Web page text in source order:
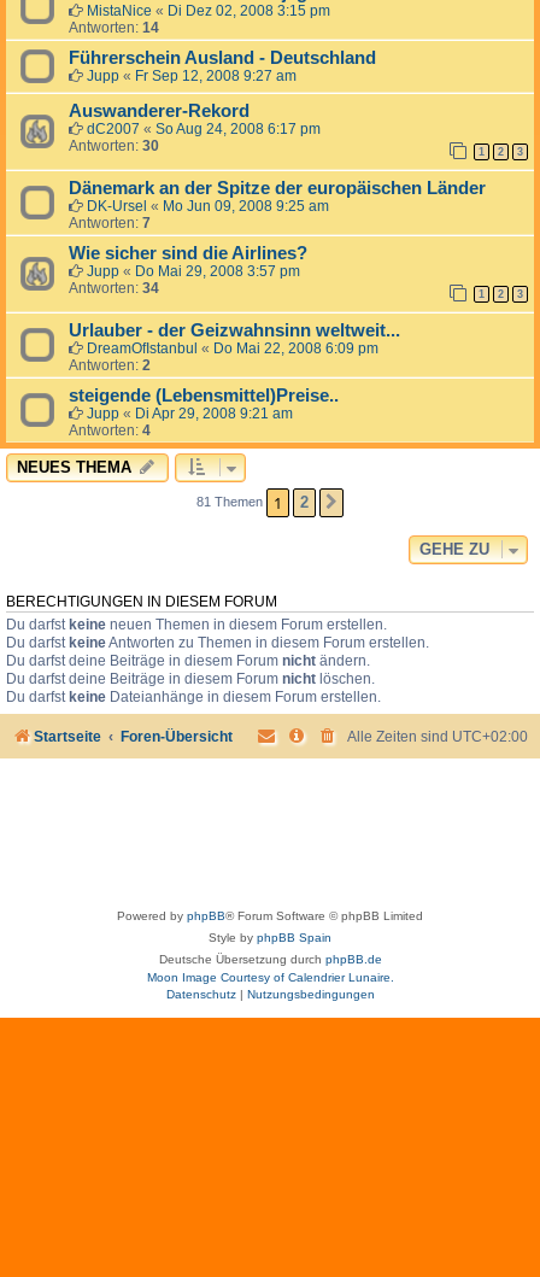
MistaNice « Di Dez 02, 2008 3:15 pm
Antworten: 14
Führerschein Ausland - Deutschland
Jupp « Fr Sep 12, 2008 9:27 am
Auswanderer-Rekord
dC2007 « So Aug 24, 2008 6:17 pm
Antworten: 30 1 2 3
Dänemark an der Spitze der europäischen Länder
DK-Ursel « Mo Jun 09, 2008 9:25 am
Antworten: 7
Wie sicher sind die Airlines?
Jupp « Do Mai 29, 2008 3:57 pm
Antworten: 34 1 2 3
Urlauber - der Geizwahnsinn weltweit...
DreamOfIstanbul « Do Mai 22, 2008 6:09 pm
Antworten: 2
steigende (Lebensmittel)Preise..
Jupp « Di Apr 29, 2008 9:21 am
Antworten: 4
NEUES THEMA
81 Themen 1 2
GEHE ZU
BERECHTIGUNGEN IN DIESEM FORUM
Du darfst keine neuen Themen in diesem Forum erstellen.
Du darfst keineAntworten zu Themen in diesem Forum erstellen.
Du darfst deine Beiträge in diesem Forum nicht ändern.
Du darfst deine Beiträge in diesem Forum nicht löschen.
Du darfst keine Dateianhänge in diesem Forum erstellen.
Startseite Foren-Übersicht Alle Zeiten sind UTC+02:00
Powered by phpBB® Forum Software © phpBB Limited
Style by phpBB Spain
Deutsche Übersetzung durch phpBB.de
Moon Image Courtesy of Calendrier Lunaire.
Datenschutz| Nutzungsbedingungen